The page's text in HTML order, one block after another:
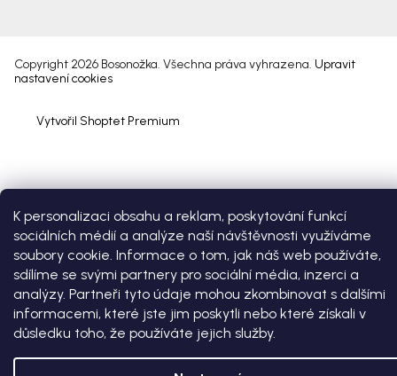
K personalizaci obsahu a reklam, poskytování funkcí
sociálních médií a analýze naší návštěvnosti využíváme
soubory cookie. Informace o tom, jak náš web používáte,
sdílíme se svými partnery pro sociální média, inzerci a
analýzy. Partneři tyto údaje mohou zkombinovat s dalšími
informacemi, které jste jim poskytli nebo které získali v
důsledku toho, že používáte jejich služby.
Vytvořil Shoptet Premium
Copyright 2026 Bosonožka. Všechna práva vyhrazena. Upravit
nastavení cookies